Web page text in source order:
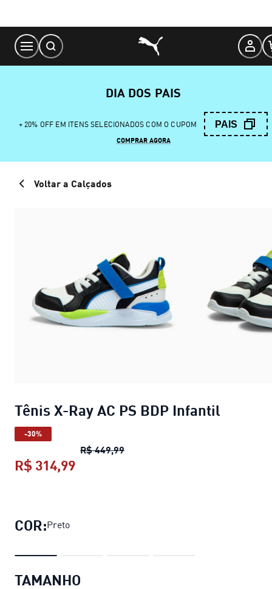
Content
DIA DOS PAIS
+ 20% OFF EM ITENS SELECIONADOS COM O CUPOM PAIS
COMPRAR AGORA
Voltar a Calçados
Tênis X-Ray AC PS BDP Infantil
-30%
R$ 449,99Tênis X-Ray AC PS BDP Infantil
R$ 314,99
COR:Preto
TAMANHO